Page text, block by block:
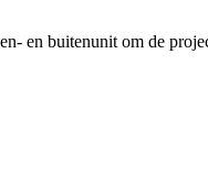
en buitenunit om de